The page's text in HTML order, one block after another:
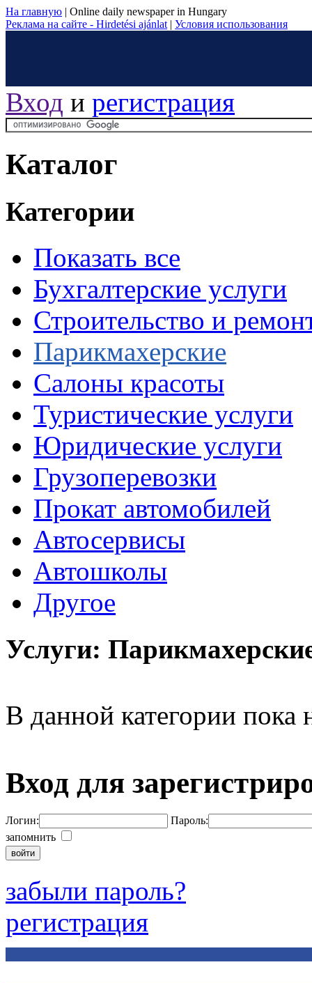
На главную | Online daily newspaper in Hungary
Реклама на сайте - Hirdetési ajánlat | Условия использования
Вход и регистрация
Каталог
Категории
Показать все
Бухгалтерские услуги
Строительство и
Парикмахерские
Салоны красоты
Туристические услуги
Юридические услуги
Грузоперевозки
Прокат автомобилей
Автосервисы
Автошколы
Другое
Услуги:
В данной категории пока
Вход для
Логин:
Пароль:
запомнить
забыли пароль?
регистрация